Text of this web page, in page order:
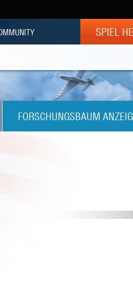
SPIEL
FORSCHUNGSBAUM